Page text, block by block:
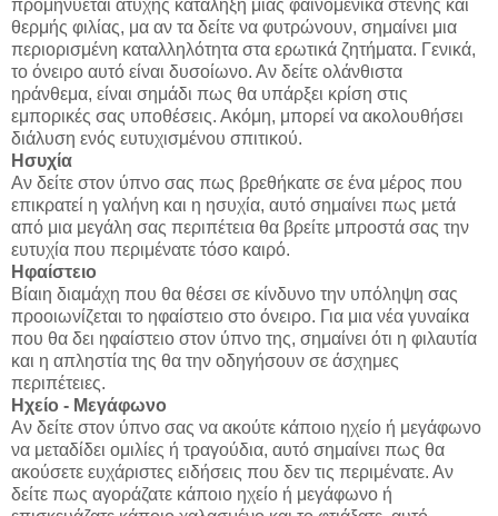
προμηνύεται ατυχής κατάληξη μιας φαινομενικά στενής και
θερμής φιλίας, μα αν τα δείτε να φυτρώνουν, σημαίνει μια
περιορισμένη καταλληλότητα στα ερωτικά ζητήματα. Γενικά,
το όνειρο αυτό είναι δυσοίωνο. Αν δείτε ολάνθιστα
ηράνθεμα, είναι σημάδι πως θα υπάρξει κρίση στις
εμπορικές σας υποθέσεις. Ακόμη, μπορεί να ακολουθήσει
διάλυση ενός ευτυχισμένου σπιτικού.
Ησυχία
Αν δείτε στον ύπνο σας πως βρεθήκατε σε ένα μέρος που
επικρατεί η γαλήνη και η ησυχία, αυτό σημαίνει πως μετά
από μια μεγάλη σας περιπέτεια θα βρείτε μπροστά σας την
ευτυχία που περιμένατε τόσο καιρό.
Ηφαίστειο
Βίαιη διαμάχη που θα θέσει σε κίνδυνο την υπόληψη σας
προοιωνίζεται το ηφαίστειο στο όνειρο. Για μια νέα γυναίκα
που θα δει ηφαίστειο στον ύπνο της, σημαίνει ότι η φιλαυτία
και η απληστία της θα την οδηγήσουν σε άσχημες
περιπέτειες.
Ηχείο - Μεγάφωνο
Αν δείτε στον ύπνο σας να ακούτε κάποιο ηχείο ή μεγάφωνο
να μεταδίδει ομιλίες ή τραγούδια, αυτό σημαίνει πως θα
ακούσετε ευχάριστες ειδήσεις που δεν τις περιμένατε. Αν
δείτε πως αγοράζατε κάποιο ηχείο ή μεγάφωνο ή